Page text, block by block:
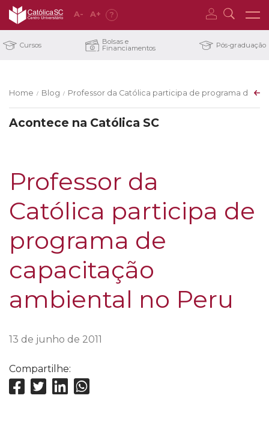
A- A+ ?
Cursos Bolsas e
Financiamentos Pós-graduação
Home / Blog / Professor da Católica participa de programa de
Acontece na Católica SC
Professor da
Católica participa de
programa de
capacitação
ambiental no Peru
13 de junho de 2011
Compartilhe: